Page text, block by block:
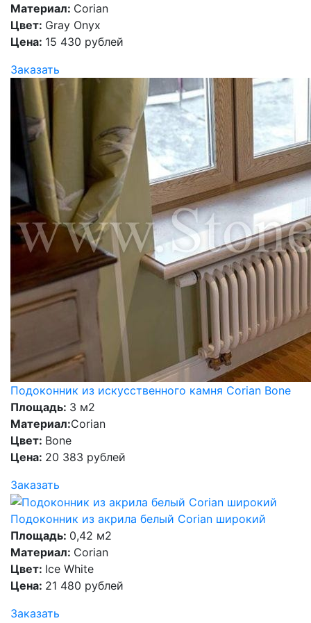
Материал: Corian
Цвет: Gray Onyx
Цена: 15 430 рублей
Заказать
Подоконник из искусственного камня Corian Bone
Площадь: 3 м2
Материал:Corian
Цвет: Bone
Цена: 20 383 рублей
Заказать
Подоконник из акрила белый Corian широкий
Площадь: 0,42 м2
Материал: Corian
Цвет: Ice White
Цена: 21 480 рублей
Заказать